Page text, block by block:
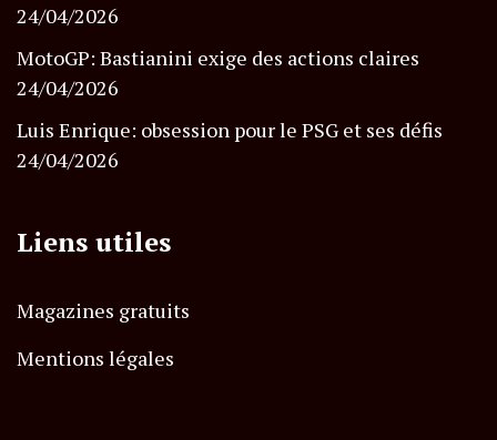
24/04/2026
MotoGP: Bastianini exige des actions claires
24/04/2026
Luis Enrique: obsession pour le PSG et ses défis
24/04/2026
Liens utiles
Magazines gratuits
Mentions légales